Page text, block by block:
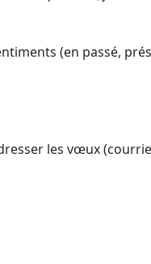
(en passé,
les vœux